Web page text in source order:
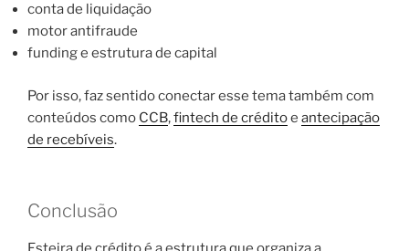
conta de liquidação
motor antifraude
funding e estrutura de capital
Por isso, faz sentido conectar esse tema também com
conteúdos como CCB,fintech de créditoe antecipação
de recebíveis.
Conclusão